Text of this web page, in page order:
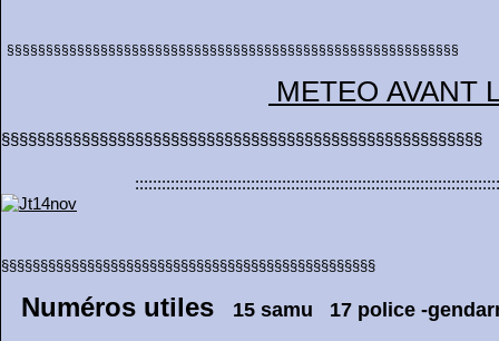
§§§§§§§§§§§§§§§§§§§§§§§§§§§§§§§§§§§§§§§§§§§§§§§§§§§§§§§§§§
METEO AVANT
§§§§§§§§§§§§§§§§§§§§§§§§§§§§§§§§§§§§§§§§§§§§§§§§
Numéros utiles 15 samu 17 police -